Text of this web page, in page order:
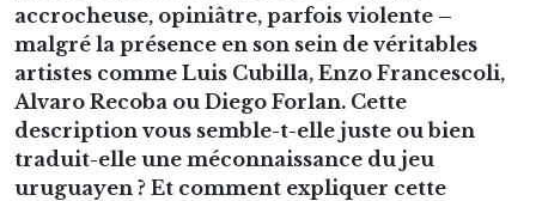
accrocheuse, opiniâtre, parfois violente –
malgré la présence en son sein de véritables
artistes comme Luis Cubilla, Enzo Francescoli,
Alvaro Recoba ou Diego Forlan. Cette
description vous semble-t-elle juste ou bien
traduit-elle une méconnaissance du jeu
uruguayen ? Et comment expliquer cette